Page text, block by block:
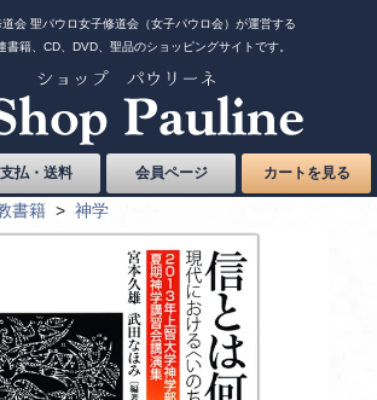
会 聖パウロ女子修道会（女子パウロ会）が運営する
書籍、CD、DVD、聖品のショッピングサイトです。
支払・送料 会員ページ カートを見る
書籍 > 神学